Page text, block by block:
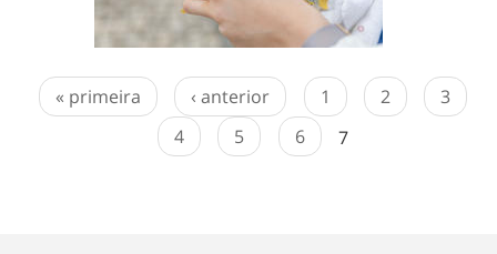
« primeira ‹ anterior 1 2
3
4
5 6 7